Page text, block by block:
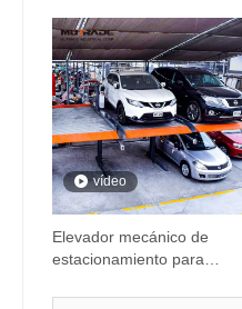
vídeo
Elevador mecánico de
estacionamiento para